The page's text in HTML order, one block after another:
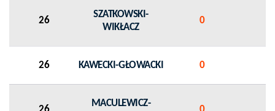
26
SZATKOWSKI-
WIKŁACZ
0
26 KAWECKI-GŁOWACKI 0
MACULEWICZ-